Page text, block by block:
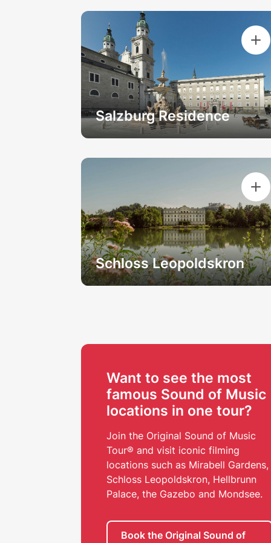
Salzburg Residence
Schloss Leopoldskron
Want to see the most
famous Sound of Music
locations in one tour?
Join the Original Sound of Music
Tour® and visit iconic filming
locations such as Mirabell Gardens,
Schloss Leopoldskron, Hellbrunn
Palace, the Gazebo and Mondsee.
Book the Original Sound of